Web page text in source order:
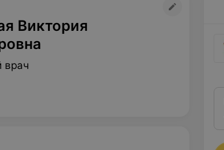
Виктория
врач